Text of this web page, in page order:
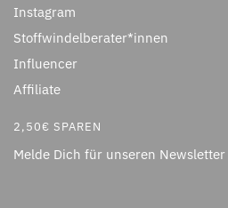
Instagram
Stoffwindelberater*innen
Influencer
Affiliate
2,50€ SPAREN
Melde Dich für unseren